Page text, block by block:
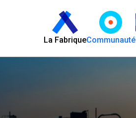
La FabriqueCommunauté